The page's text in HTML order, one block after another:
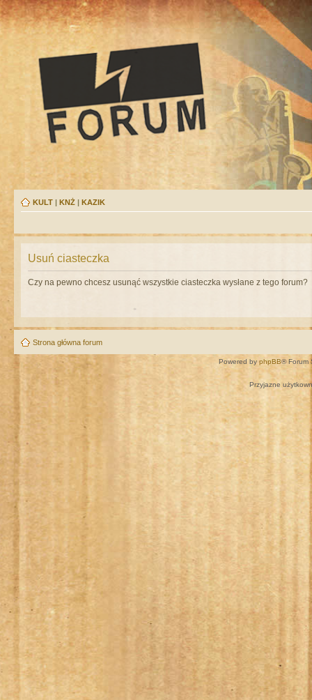
KULT | KNŻ | KAZIK
Usuń ciasteczka
Czy na pewno chcesz usunąć wszystkie ciasteczka wysłane z tego forum?
Strona główna forum
Powered by phpBB® Forum
Przyjazne